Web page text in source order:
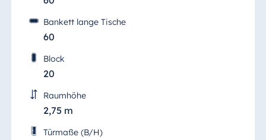
Bankett lange Tische
60
Block
20
Raumhöhe
2,75 m
Türmaße (B/H)